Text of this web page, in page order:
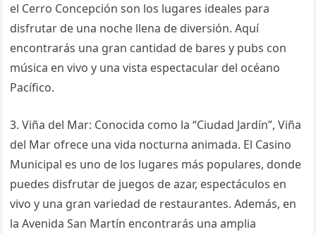
el Cerro Concepción son los lugares ideales para
disfrutar de una noche llena de diversión. Aquí
encontrarás una gran cantidad de bares y pubs con
música en vivo y una vista espectacular del océano
Pacífico.
3. Viña del Mar: Conocida como la “Ciudad Jardín”, Viña
del Mar ofrece una vida nocturna animada. El Casino
Municipal es uno de los lugares más populares, donde
puedes disfrutar de juegos de azar, espectáculos en
vivo y una gran variedad de restaurantes. Además, en
la Avenida San Martín encontrarás una amplia